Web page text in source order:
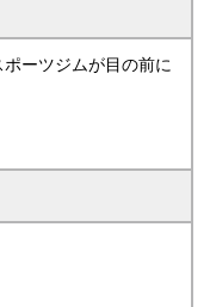
ーツジムが目の前に